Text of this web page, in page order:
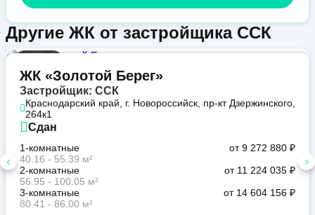
Другие ЖК от застройщика ССК
ЖК «Золотой Берег»
Застройщик: ССК
Краснодарский край, г. Новороссийск, пр-кт Дзержинского,
264к1
Сдан
1-комнатные
40.16 - 55.39 м²
от 9 272 880 ₽
2-комнатные
56.95 - 100.05 м²
от 11 224 035 ₽
3-комнатные
80.41 - 86.00 м²
от 14 604 156 ₽